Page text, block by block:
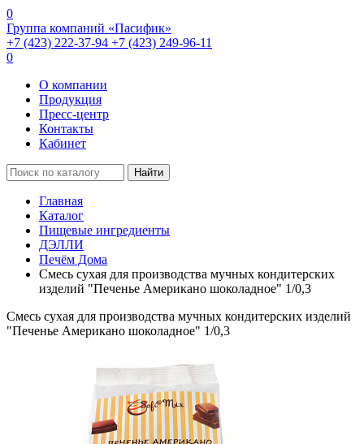
0
Группа компаний «Пасифик»
+7 (423) 222-37-94 +7 (423) 249-96-11
0
О компании
Продукция
Пресс-центр
Контакты
Кабинет
Найти
Главная
Каталог
Пищевые ингредиенты
ДЭЛЛИ
Печём Дома
Смесь сухая для производства мучных кондитерских
изделий "Печенье Американо шоколадное" 1/0,3
Смесь сухая для производства мучных кондитерских изделий
"Печенье Американо шоколадное" 1/0,3